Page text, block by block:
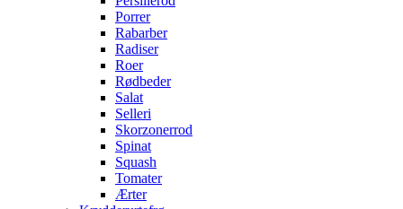
Porrer
Rabarber
Radiser
Roer
Rødbeder
Salat
Selleri
Skorzonerrod
Spinat
Squash
Tomater
Ærter